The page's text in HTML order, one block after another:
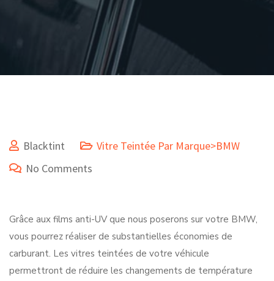
Blacktint
Vitre Teintée Par Marque>BMW
No Comments
Grâce aux films anti-UV que nous poserons sur votre BMW,
vous pourrez réaliser de substantielles économies de
carburant. Les vitres teintées de votre véhicule
permettront de réduire les changements de température